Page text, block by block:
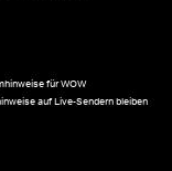
für WOW
auf Live-Sendern bleiben